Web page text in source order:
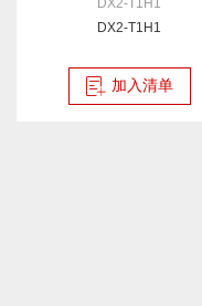
DX2-T1H1
加入清单